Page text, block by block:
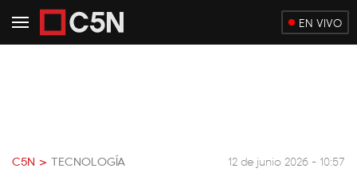
EN VIVO
C5N > TECNOLOGÍA 12 de junio 2026 - 10:57